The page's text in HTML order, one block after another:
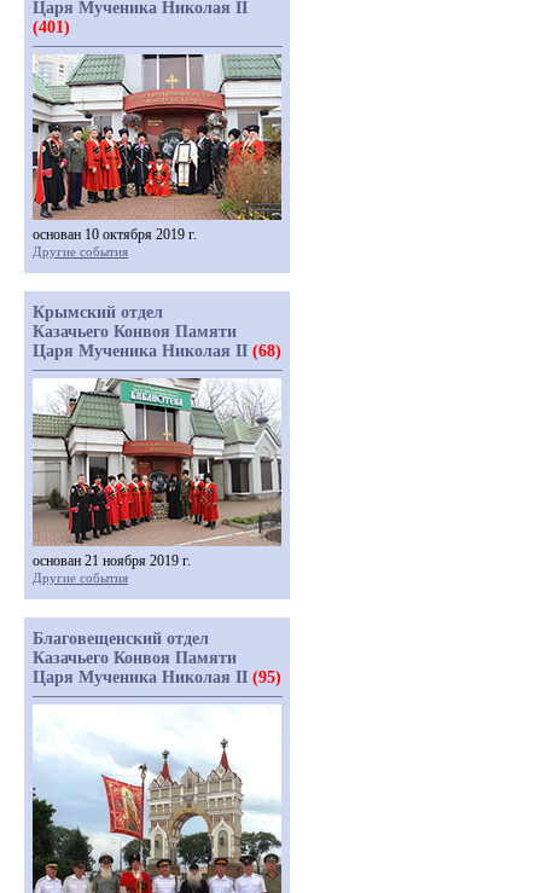
Царя Мученика Николая II
(401)
основан 10 октября 2019 г.
Другие события
Крымский отдел
Казачьего Конвоя Памяти
Царя Мученика Николая II (68)
основан 21 ноября 2019 г.
Другие события
Благовещенский отдел
Казачьего Конвоя Памяти
Царя Мученика Николая II (95)